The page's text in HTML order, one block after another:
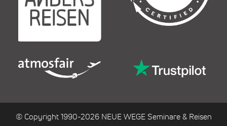
© Copyright 1990-2026 NEUE WEGE Seminare & Reisen